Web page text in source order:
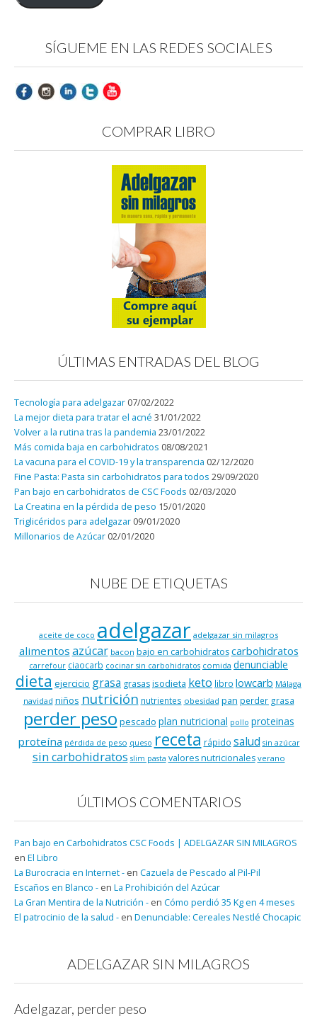
SÍGUEME EN LAS REDES SOCIALES
COMPRAR LIBRO
ÚLTIMAS ENTRADAS DEL BLOG
Tecnología para adelgazar 07/02/2022
La mejor dieta para tratar el acné 31/01/2022
Volver a la rutina tras la pandemia 23/01/2022
Más comida baja en carbohidratos 08/08/2021
La vacuna para el COVID-19 y la transparencia 02/12/2020
Fine Pasta: Pasta sin carbohidratos para todos 29/09/2020
Pan bajo en carbohidratos de CSC Foods 02/03/2020
La Creatina en la pérdida de peso 15/01/2020
Triglicéridos para adelgazar 09/01/2020
Millonarios de Azúcar 02/01/2020
NUBE DE ETIQUETAS
aceite de coco adelgazar adelgazar sin milagros
alimentos azúcar bacon bajo en carbohidratos carbohidratos
carrefour ciaocarb cocinar sin carbohidratos comida denunciable
dieta ejercicio grasa grasasisodieta keto libro lowcarb Málaga
navidad niños nutrición nutrientes obesidad pan perder grasa
perder peso pescado plan nutricional pollo proteinas
proteína pérdida de peso queso receta rápido salud sin azúcar
sin carbohidratos slim pasta valores nutricionales verano
ÚLTIMOS COMENTARIOS
Pan bajo en Carbohidratos CSC Foods | ADELGAZAR SIN MILAGROS
en El Libro
La Burocracia en Internet - en Cazuela de Pescado al Pil-Pil
Escaños en Blanco - en La Prohibición del Azúcar
La Gran Mentira de la Nutrición - en Cómo perdió 35 Kg en 4 meses
El patrocinio de la salud - en Denunciable: Cereales Nestlé Chocapic
ADELGAZAR SIN MILAGROS
Adelgazar, perder peso